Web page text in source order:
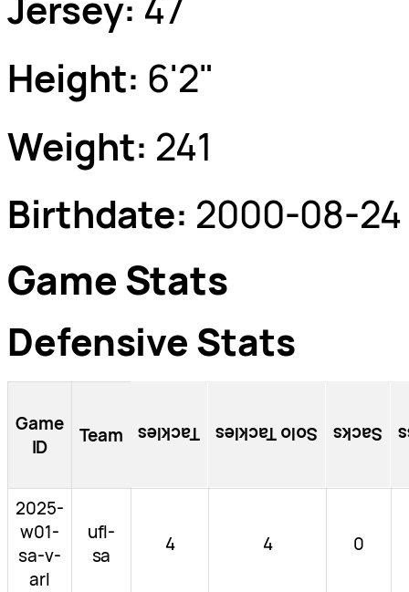
Height: 6'2"
Weight: 241
Birthdate: 2000-08-24
Game Stats
Defensive Stats
Game
ID
Team Tackles Solo Tackles Sacks
2025-
w01-
sa-v-
arl
ufl-
sa
4 4 0